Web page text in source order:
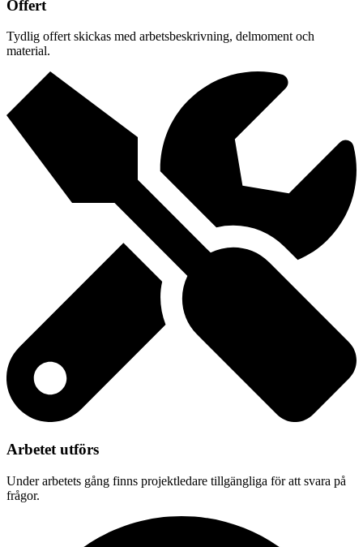
Offert
Tydlig offert skickas med arbetsbeskrivning, delmoment och
material.
Arbetet utförs
Under arbetets gång finns projektledare tillgängliga för att svara på
frågor.